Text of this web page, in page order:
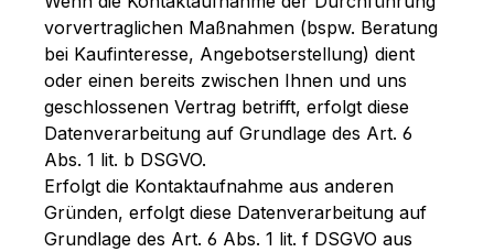
vorvertraglichen Maßnahmen (bspw. Beratung
bei Kaufinteresse, Angebotserstellung) dient
oder einen bereits zwischen Ihnen und uns
geschlossenen Vertrag betrifft, erfolgt diese
Datenverarbeitung auf Grundlage des Art. 6
Abs. 1 lit. b DSGVO.
Erfolgt die Kontaktaufnahme aus anderen
Gründen, erfolgt diese Datenverarbeitung auf
Grundlage des Art. 6 Abs. 1 lit. f DSGVO aus